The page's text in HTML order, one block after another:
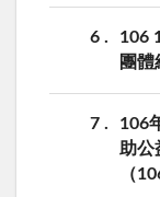
6
106
團體
7
106
助公
（